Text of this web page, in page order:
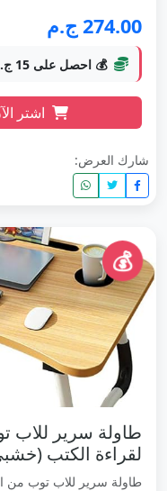
274.00 ج.م
💰 احصل على 15 ج.م مكافأة
اشتر
شارك العرض:
💰
طاولة سرير للاب
لقراءة الكتب
طاولة سرير للاب توب من